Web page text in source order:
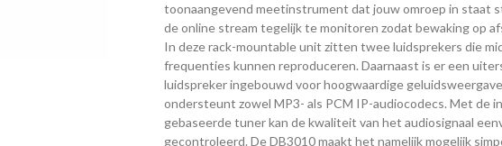
toonaangevend meetinstrument dat jouw omroep in staat
de online stream tegelijk te monitoren zodat bewaking op
In deze rack-mountable unit zitten twee luidsprekers die
frequenties kunnen reproduceren. Daarnaast is er een
luidspreker ingebouwd voor hoogwaardige
ondersteunt zowel MP3- als PCM IP-audiocodecs. Met de
gebaseerde tuner kan de kwaliteit van het audiosignaal
gecontroleerd. De DB3010 maakt het namelijk mogelijk